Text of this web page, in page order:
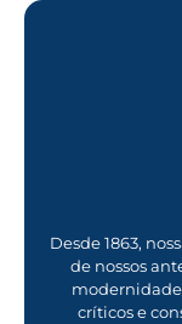
Desde 1863,
de nossos
críticos e